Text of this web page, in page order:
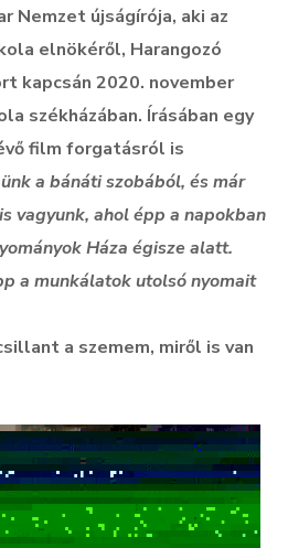
Nemzet újságírója, aki az
elnökéről, Harangozó
kapcsán 2020. november
székházában. Írásában egy
film forgatásról is
a bánáti szobából, és már
vagyunk, ahol épp a napokban
Háza égisze alatt.
a munkálatok utolsó nyomait
a szemem, miről is van